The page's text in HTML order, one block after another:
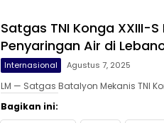
Satgas TNI Konga XXIII-
Penyaringan Air di
Internasional Agustus 7, 2025
LM — Satgas Batalyon Mekanis TNI
Bagikan ini: